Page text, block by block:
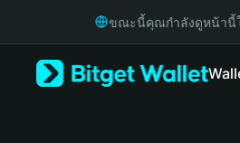
Русский
ขณะนี้คุณกำลังดูหน้านี้